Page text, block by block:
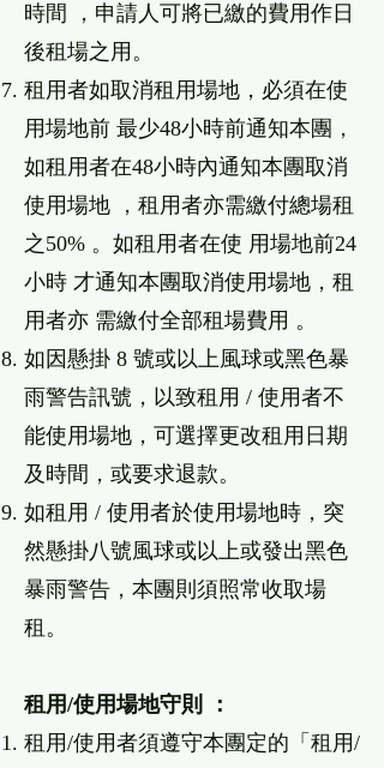
時間 ，申請⼈可將已繳的費⽤作⽇
後租場之⽤。
租⽤者如取消租⽤場地，必須在使
⽤場地前 最少48⼩時前通知本團，
如租⽤者在48⼩時內通知本團取消
使⽤場地 ，租⽤者亦需繳付總場租
之50% 。如租⽤者在使 ⽤場地前24
⼩時 才通知本團取消使⽤場地，租
⽤者亦 需繳付全部租場費⽤ 。
如因懸掛 8 號或以上風球或⿊⾊暴
雨警告訊號，以致租⽤ / 使⽤者不
能使⽤場地，可選擇更改租⽤⽇期
及時間，或要求退款。
如租⽤ / 使⽤者於使⽤場地時，突
然懸掛八號風球或以上或發出⿊⾊
暴雨警告，本團則須照常收取場
租。
租⽤/使⽤場地守則 ：
租⽤/使⽤者須遵守本團定的「租⽤/